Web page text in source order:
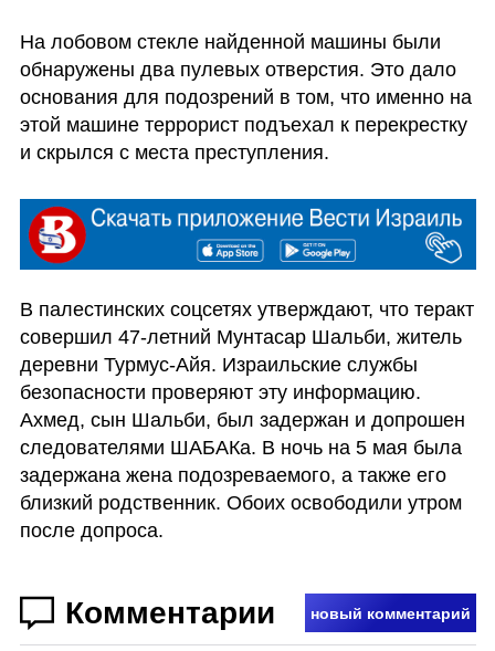
На лобовом стекле найденной машины были
обнаружены два пулевых отверстия. Это дало
основания для подозрений в том, что именно на
этой машине террорист подъехал к перекрестку
и скрылся с места преступления.
В палестинских соцсетях утверждают, что теракт
совершил 47-летний Мунтасар Шальби, житель
деревни Турмус-Айя. Израильские службы
безопасности проверяют эту информацию.
Ахмед, сын Шальби, был задержан и допрошен
следователями ШАБАКа. В ночь на 5 мая была
задержана жена подозреваемого, а также его
близкий родственник. Обоих освободили утром
после допроса.
Комментарии новый комментарий